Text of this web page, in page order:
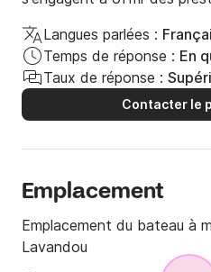
Langues parlées :
Temps de réponse : En
Taux de réponse :
Contacter le
Emplacement
Emplacement du bateau à
Lavandou